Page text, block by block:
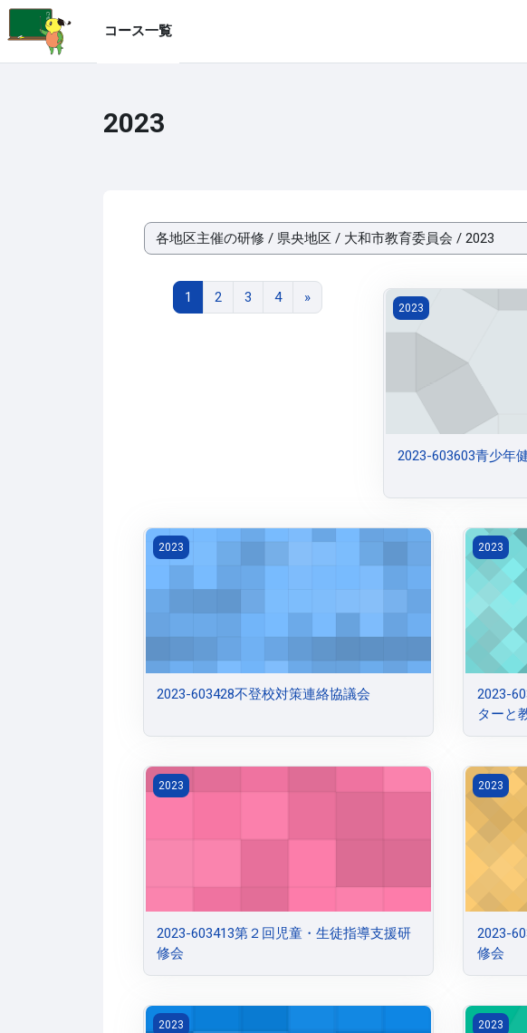
メインコンテンツへスキップする
コース一覧
2023
コースカテゴリ
1 ページ 1
2ページ 2
3ページ 3
4ページ 4
»次のページ
2023-603603青少年健
2023
2023-603603青少年
2023-603428不登校対策連絡協議会
2023
2023-603428不登校対策連絡協議会
2023-
2023
2023-
ターと
2023-603413第２回児童・生徒指導支援研修会
2023
2023-603413第２回児童・生徒指導支援研
修会
2023-
2023
2023-
修会
2023-603215第３回青少年相談室夏季研修講座
2023 2023-
2023